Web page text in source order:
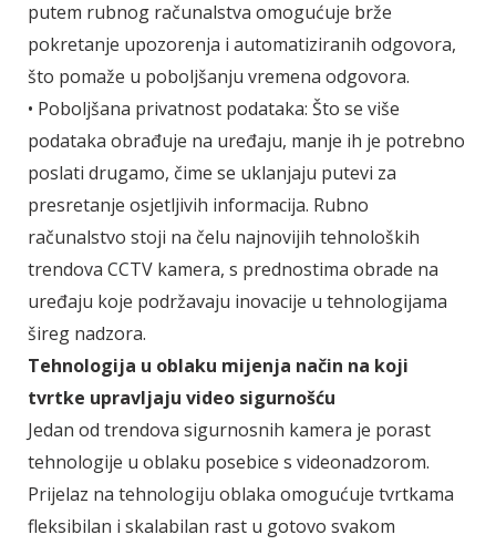
putem rubnog računalstva omogućuje brže
pokretanje upozorenja i automatiziranih odgovora,
što pomaže u poboljšanju vremena odgovora.
• Poboljšana privatnost podataka: Što se više
podataka obrađuje na uređaju, manje ih je potrebno
poslati drugamo, čime se uklanjaju putevi za
presretanje osjetljivih informacija. Rubno
računalstvo stoji na čelu najnovijih tehnoloških
trendova CCTV kamera, s prednostima obrade na
uređaju koje podržavaju inovacije u tehnologijama
šireg nadzora.
Tehnologija u oblaku mijenja način na koji
tvrtke upravljaju video sigurnošću
Jedan od trendova sigurnosnih kamera je porast
tehnologije u oblaku posebice s videonadzorom.
Prijelaz na tehnologiju oblaka omogućuje tvrtkama
fleksibilan i skalabilan rast u gotovo svakom